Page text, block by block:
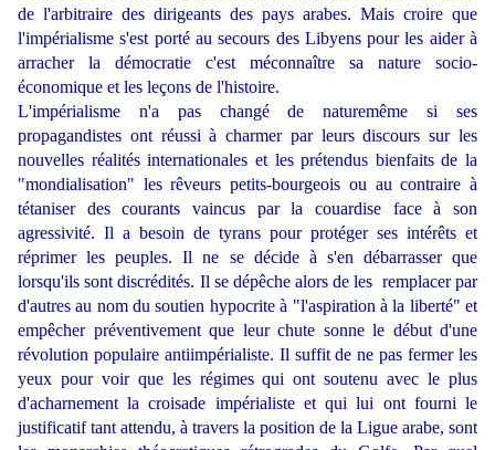
de l'arbitraire des dirigeants des pays arabes. Mais croire que
l'impérialisme s'est porté au secours des Libyens pour les aider à
arracher la démocratie c'est méconnaître sa nature socio-
économique et les leçons de l'histoire.
L'impérialisme n'a pas changé de naturemême si ses
propagandistes ont réussi à charmer par leurs discours sur les
nouvelles réalités internationales et les prétendus bienfaits de la
"mondialisation" les rêveurs petits-bourgeois ou au contraire à
tétaniser des courants vaincus par la couardise face à son
agressivité. Il a besoin de tyrans pour protéger ses intérêts et
réprimer les peuples. Il ne se décide à s'en débarrasser que
lorsqu'ils sont discrédités. Il se dépêche alors de les remplacer par
d'autres au nom du soutien hypocrite à "l'aspiration à la liberté" et
empêcher préventivement que leur chute sonne le début d'une
révolution populaire antiimpérialiste. Il suffit de ne pas fermer les
yeux pour voir que les régimes qui ont soutenu avec le plus
d'acharnement la croisade impérialiste et qui lui ont fourni le
justificatif tant attendu, à travers la position de la Ligue arabe, sont